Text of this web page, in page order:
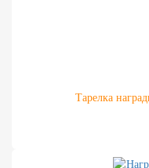
Тарелка